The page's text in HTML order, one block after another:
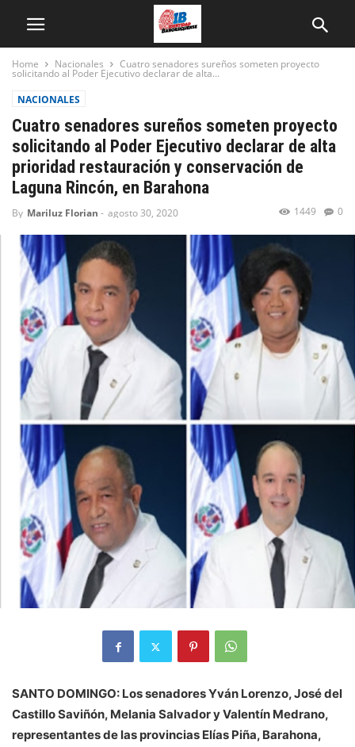
Home Nacionales Cuatro senadores sureños someten proyecto
solicitando al Poder Ejecutivo declarar de alta...
NACIONALES
Cuatro senadores sureños someten proyecto
solicitando al Poder Ejecutivo declarar de alta
prioridad restauración y conservación de
Laguna Rincón, en Barahona
By Mariluz Florian - agosto 30, 2020 0
1449
SANTO DOMINGO: Los senadores Yván Lorenzo, José del
Castillo Saviñón, Melania Salvador y Valentín Medrano,
representantes de las provincias Elías Piña, Barahona,